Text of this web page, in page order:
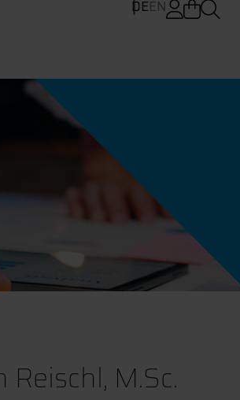
DEEN
Reischl, M.Sc.